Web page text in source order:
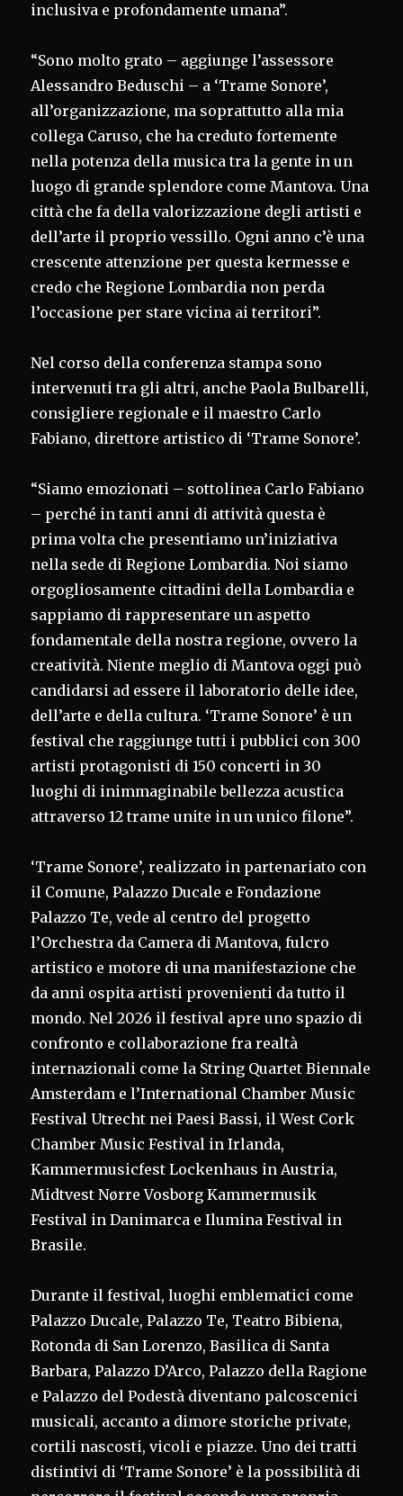
inclusiva e profondamente umana”.
“Sono molto grato – aggiunge l’assessore
Alessandro Beduschi – a ‘Trame Sonore’,
all’organizzazione, ma soprattutto alla mia
collega Caruso, che ha creduto fortemente
nella potenza della musica tra la gente in un
luogo di grande splendore come Mantova. Una
città che fa della valorizzazione degli artisti e
dell’arte il proprio vessillo. Ogni anno c’è una
crescente attenzione per questa kermesse e
credo che Regione Lombardia non perda
l’occasione per stare vicina ai territori”.
Nel corso della conferenza stampa sono
intervenuti tra gli altri, anche Paola Bulbarelli,
consigliere regionale e il maestro Carlo
Fabiano, direttore artistico di ‘Trame Sonore’.
“Siamo emozionati – sottolinea Carlo Fabiano
– perché in tanti anni di attività questa è
prima volta che presentiamo un’iniziativa
nella sede di Regione Lombardia. Noi siamo
orgogliosamente cittadini della Lombardia e
sappiamo di rappresentare un aspetto
fondamentale della nostra regione, ovvero la
creatività. Niente meglio di Mantova oggi può
candidarsi ad essere il laboratorio delle idee,
dell’arte e della cultura. ‘Trame Sonore’ è un
festival che raggiunge tutti i pubblici con 300
artisti protagonisti di 150 concerti in 30
luoghi di inimmaginabile bellezza acustica
attraverso 12 trame unite in un unico filone”.
‘Trame Sonore’, realizzato in partenariato con
il Comune, Palazzo Ducale e Fondazione
Palazzo Te, vede al centro del progetto
l’Orchestra da Camera di Mantova, fulcro
artistico e motore di una manifestazione che
da anni ospita artisti provenienti da tutto il
mondo. Nel 2026 il festival apre uno spazio di
confronto e collaborazione fra realtà
internazionali come la String Quartet Biennale
Amsterdam e l’International Chamber Music
Festival Utrecht nei Paesi Bassi, il West Cork
Chamber Music Festival in Irlanda,
Kammermusicfest Lockenhaus in Austria,
Midtvest Nørre Vosborg Kammermusik
Festival in Danimarca e Ilumina Festival in
Brasile.
Durante il festival, luoghi emblematici come
Palazzo Ducale, Palazzo Te, Teatro Bibiena,
Rotonda di San Lorenzo, Basilica di Santa
Barbara, Palazzo D’Arco, Palazzo della Ragione
e Palazzo del Podestà diventano palcoscenici
musicali, accanto a dimore storiche private,
cortili nascosti, vicoli e piazze. Uno dei tratti
distintivi di ‘Trame Sonore’ è la possibilità di